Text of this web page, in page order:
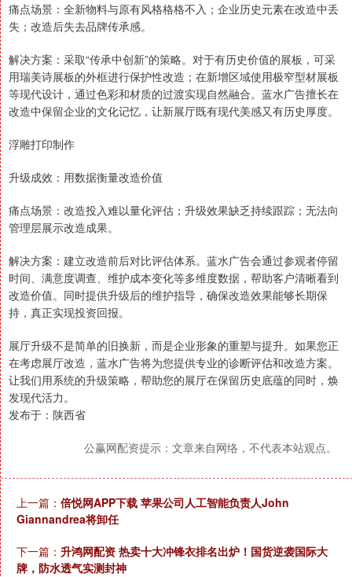
痛点场景：全新物料与原有风格格格不入；企业历史元素在改造中丢
失；改造后失去品牌传承感。
解决方案：采取“传承中创新”的策略。对于有历史价值的展板，可采
用瑞美诗展板的外框进行保护性改造；在新增区域使用极窄型材展板
等现代设计，通过色彩和材质的过渡实现自然融合。蓝水广告擅长在
改造中保留企业的文化记忆，让新展厅既有现代美感又有历史厚度。
浮雕打印制作
升级成效：用数据衡量改造价值
痛点场景：改造投入难以量化评估；升级效果缺乏持续跟踪；无法向
管理层展示改造成果。
解决方案：建立改造前后对比评估体系。蓝水广告会通过参观者停留
时间、满意度调查、维护成本变化等多维度数据，帮助客户清晰看到
改造价值。同时提供升级后的维护指导，确保改造效果能够长期保
持，真正实现投资回报。
展厅升级不是简单的旧换新，而是企业形象的重塑与提升。如果您正
在考虑展厅改造，蓝水广告将为您提供专业的诊断评估和改造方案。
让我们用系统的升级策略，帮助您的展厅在保留历史底蕴的同时，焕
发现代活力。
发布于：陕西省
公赢网配资提示：文章来自网络，不代表本站观点。
上一篇： 倍悦网APP下载 苹果公司人工智能负责人John
Giannandrea将卸任
下一篇： 升鸿网配资 热卖十大冲锋衣排名出炉！国货逆袭国际大
牌，防水透气实测封神